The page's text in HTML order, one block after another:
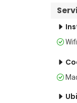
La
Wifi